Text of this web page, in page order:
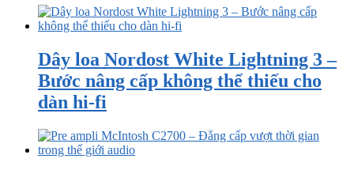
Dây loa Nordost White Lightning 3 –
Bước nâng cấp không thể thiếu cho
dàn hi-fi